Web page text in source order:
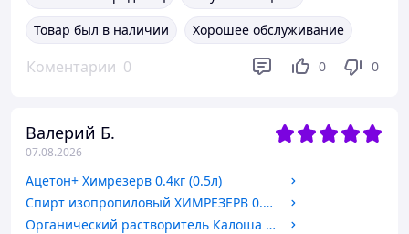
Товар был в наличии
Хорошее обслуживание
Коментарии 0 0 0
Валерий Б.
07.08.2026
Ацетон+ Химрезерв 0.4кг (0.5л)
Спирт изопропиловый ХИМРЕЗЕРВ 0.6кг (тара 1л)
Органический растворитель Калоша WIN 0.45кг (тара 0.8л)